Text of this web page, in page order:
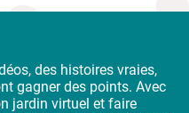
des histoires vraies,
gagner des points. Avec
jardin virtuel et faire